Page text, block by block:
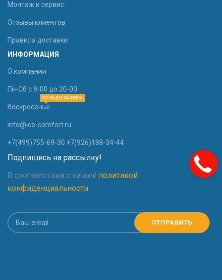
Монтаж и сервис
Отзывы клиентов
Правила доставки
ИНФОРМАЦИЯ
О компании
Пн-Сб с 9-00 до 20-00
Воскресенье
ТОЛЬКО ЗАЯВКИ
info@ice-comfort.ru
+7(499)755-69-30 +7(926)188-34-44
Подпишись на рассылку!
В соответствии с нашей политикой
конфиденциальности